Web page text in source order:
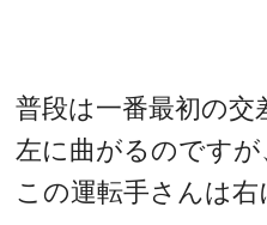
普段は一番最初の交
左に曲がるのですが
この運転手さんは右